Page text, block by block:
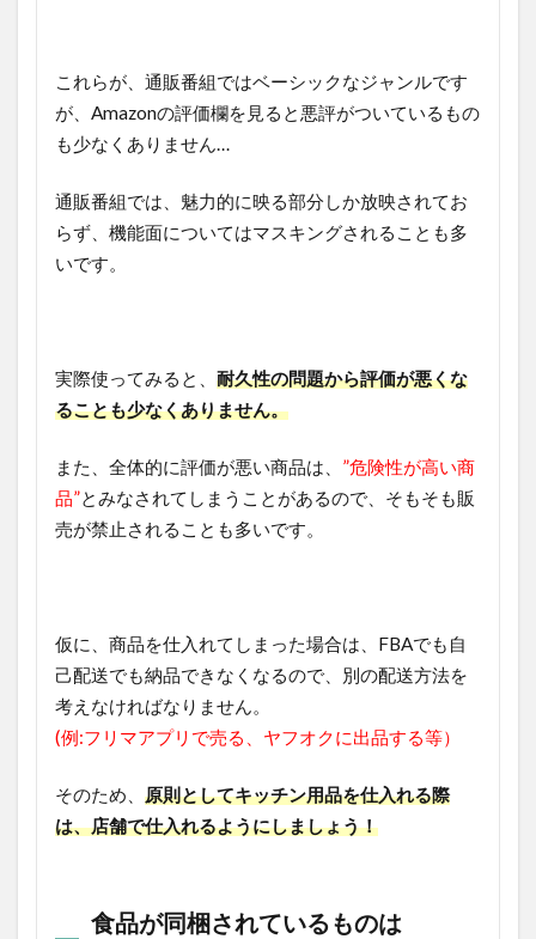
これらが、通販番組ではベーシックなジャンルです
が、Amazonの評価欄を見ると悪評がついているもの
も少なくありません…
通販番組では、魅力的に映る部分しか放映されてお
らず、機能面についてはマスキングされることも多
いです。
実際使ってみると、 耐久性の問題から評価が悪くな
ることも少なくありません。
また、全体的に評価が悪い商品は、 ”危険性が高い商
品”とみなされてしまうことがあるので、そもそも販
売が禁止されることも多いです。
仮に、商品を仕入れてしまった場合は、FBAでも自
己配送でも納品できなくなるので、別の配送方法を
考えなければなりません。
(例:フリマアプリで売る、ヤフオクに出品する等）
そのため、 原則としてキッチン用品を仕入れる際
は、店舗で仕入れるようにしましょう！
食品が同梱されているものは